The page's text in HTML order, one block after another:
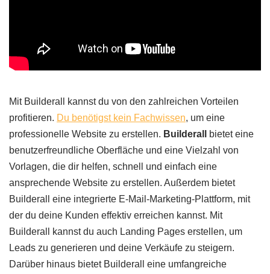
Mit Builderall kannst du von den zahlreichen Vorteilen
profitieren. Du benötigst kein Fachwissen, um eine
professionelle Website zu erstellen. Builderall
bietet eine
benutzerfreundliche Oberfläche und eine Vielzahl von
Vorlagen, die dir helfen, schnell und einfach eine
ansprechende Website zu erstellen. Außerdem bietet
Builderall eine integrierte E-Mail-Marketing-Plattform, mit
der du deine Kunden effektiv erreichen kannst. Mit
Builderall kannst du auch Landing Pages erstellen, um
Leads zu generieren und deine Verkäufe zu steigern.
Darüber hinaus bietet Builderall eine umfangreiche